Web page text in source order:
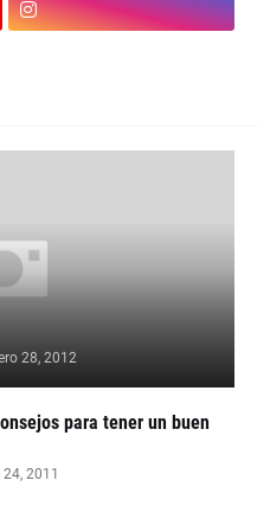
28, 2012
para tener un buen
2011